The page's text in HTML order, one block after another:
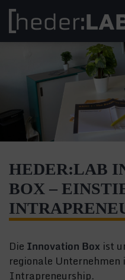
HEDER:LAB
BOX –
Die Innovation Box ist
regionale Unternehmen
Intrapreneurship.